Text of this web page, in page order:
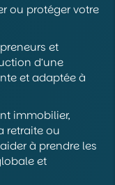
ou protéger votre
et
d’une
et adaptée à
immobilier,
retraite ou
à prendre les
et